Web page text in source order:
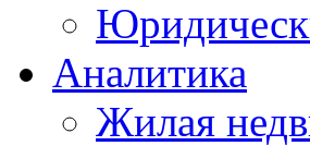
Аналитика
Жилая